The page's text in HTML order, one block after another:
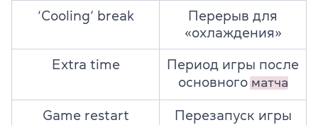
‘Cooling’ break
Перерыв для
«охлаждения»
Extra time
Период игры после
основного матча
Game restart Перезапуск игры